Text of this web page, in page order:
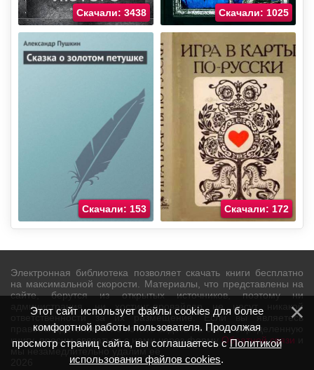
Скачали: 3438 Скачали: 1025
Скачали: 153 Скачали: 172
Электронная библиотека позволяет скачать книги бесплатно
на максимальной скорости. Материалы, что представлены на
сайте, берутся из открытых источников, поэтому ни
администрация, ни хостинг-провайдер не несут никакой
ответственности за их размещение. Если вы являетесь
правообладателем и не хотите видеть на сайте определенную
книгу, просим связаться с нами через форму Обратной связи
мы незамедлительно удалим её.
Этот сайт использует файлы cookies для более
комфортной работы пользователя. Продолжая
просмотр страниц сайта, вы соглашаетесь сПолитикой
использования файлов cookies.